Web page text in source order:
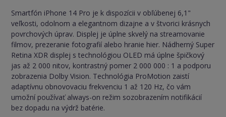
Smartfón iPhone 14 Pro je k dispozícii v obľúbenej 6,1"
veľkosti, odolnom a elegantnom dizajne a v štvorici krásnych
povrchových úprav. Displej je úplne skvelý na streamovanie
filmov, prezeranie fotografií alebo hranie hier. Nádherný Super
Retina XDR displej s technológiou OLED má úplne špičkový
jas až 2 000 nitov, kontrastný pomer 2 000 000 : 1 a podporu
zobrazenia Dolby Vision. Technológia ProMotion zaistí
adaptívnu obnovovaciu frekvenciu 1 až 120 Hz, čo vám
umožní používať always-on režim sozobrazením notifikácií
bez dopadu na výdrž batérie.